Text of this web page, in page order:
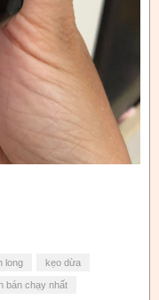
long kẹo dừa
bán chạy nhất